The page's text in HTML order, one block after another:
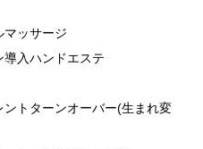
マッサージ
導入ハンドエステ
ントターンオーバー(生まれ変